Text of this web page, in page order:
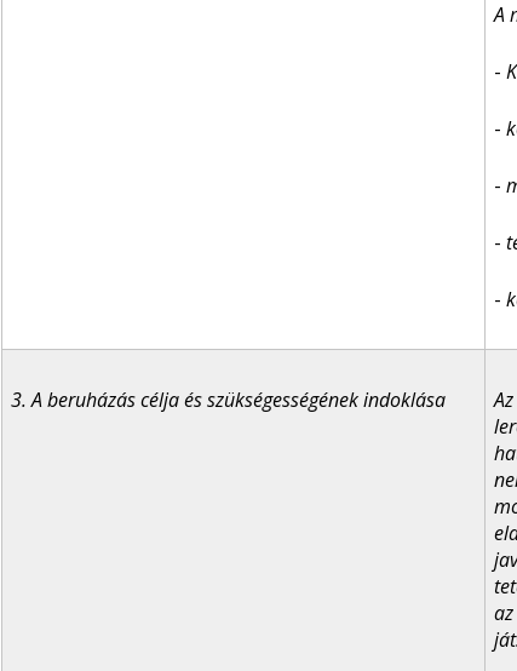
A
-
-
-
-
-
3. A beruházás célja és szükségességének indoklása